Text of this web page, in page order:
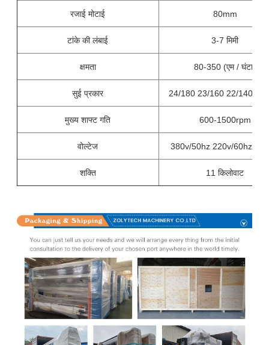
रजाई मोटाई 80mm
टांके की लंबाई 3-7 मिमी
क्षमता 80-350 (एम / घंटा)
सुई प्रकार 24/180 23/160 22/140 21/
मुख्य शाफ्ट गति 600-1500rpm
वोल्टेज 380v/50hz 220v/60hz, 3-
शक्ति 11 किलोवाट